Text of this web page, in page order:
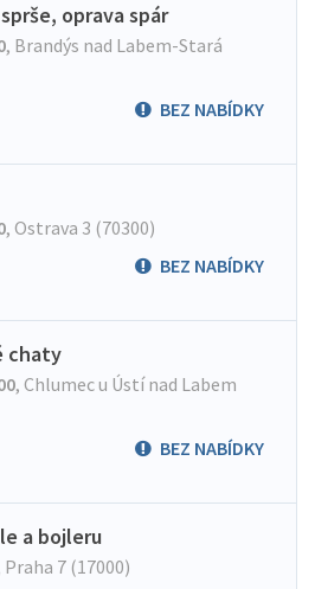
oprava spár
, Brandýs nad Labem-Stará
BEZ NABÍDKY
, Ostrava 3 (70300)
BEZ NABÍDKY
chaty
, Chlumec u Ústí nad Labem
BEZ NABÍDKY
a bojleru
Praha 7 (17000)